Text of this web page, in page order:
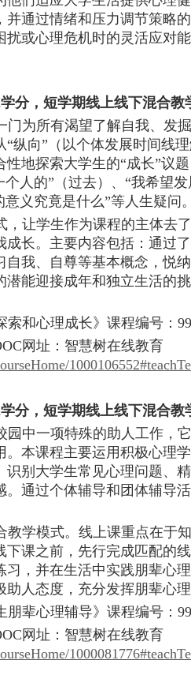
通过情绪和压力调节策略
扰或心理危机时的灵活应对
分，短学期线上线下混合
门为所有渴望了解自我、发
“纵向”（以个体发展时间线
地探索大学生的“成长”议
人的”（过去）、“我希望
义究竟是什么”等人生疑问
，让学生作为课程的主体去
长。主要内容包括：通过
我、自尊等基本概念，悦
能迎接成年和独立生活的
和心理成长》课程编号：
网址：智慧树在线教育
分，短学期线上线下混合
园中一项特殊的助人工作，
本课程主要运用积极心理
别大学生常见心理问题、
通过个体辅导和团体辅导
教学模式。线上课重点在于
课之前，先行完成匹配的
，并在生活中实践朋辈心
人态度，充分发挥朋辈心
辈心理辅导》课程编号：
网址：智慧树在线教育